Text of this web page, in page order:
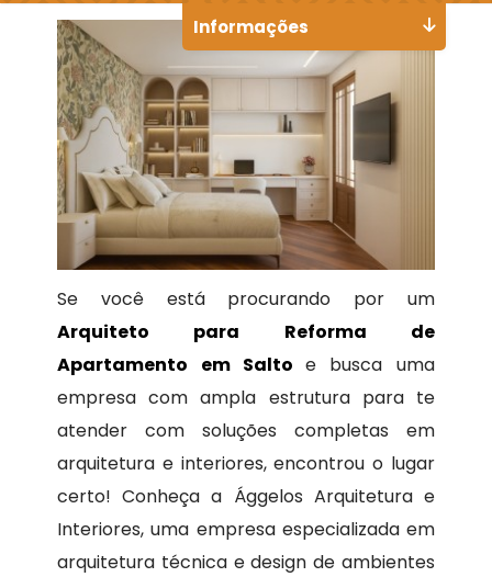
Se você está procurando por um
Arquiteto para Reforma de
Apartamento em Saltoe busca uma
empresa com ampla estrutura para te
atender com soluções completas em
arquitetura e interiores, encontrou o lugar
certo! Conheça a Ággelos Arquitetura e
Interiores, uma empresa especializada em
arquitetura técnica e design de ambientes
Informações